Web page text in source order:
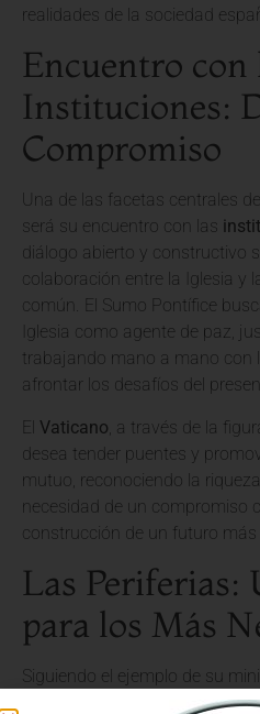
realidades de la sociedad
Encuentro con
Instituciones:
Compromiso
Una de las facetas centrales
será su encuentro con las
diálogo abierto y constructivo
colaboración entre la Iglesia y
común. El Sumo Pontífice
Iglesia como agente de paz,
trabajando mano a mano con
afrontar los desafíos del
El Vaticano , a través de la
desea tender puentes y
mutuo, reconociendo la
necesidad de un compromiso
construcción de un futuro
Las Periferias:
para los Más
Siguiendo el ejemplo de su
pondrá especial atención en